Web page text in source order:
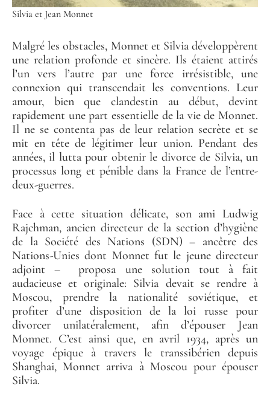
Silvia et Jean Monnet
Malgré les obstacles, Monnet et Silvia développèrent
une relation profonde et sincère. Ils étaient attirés
l’un vers l’autre par une force irrésistible, une
connexion qui transcendait les conventions. Leur
amour, bien que clandestin au début, devint
rapidement une part essentielle de la vie de Monnet.
Il ne se contenta pas de leur relation secrète et se
mit en tête de légitimer leur union. Pendant des
années, il lutta pour obtenir le divorce de Silvia, un
processus long et pénible dans la France de l’entre-
deux-guerres.
Face à cette situation délicate, son ami Ludwig
Rajchman, ancien directeur de la section d’hygiène
de la Société des Nations (SDN) – ancêtre des
Nations-Unies dont Monnet fut le jeune directeur
adjoint – proposa une solution tout à fait
audacieuse et originale: Silvia devait se rendre à
Moscou, prendre la nationalité soviétique, et
profiter d’une disposition de la loi russe pour
divorcer unilatéralement, afin d’épouser Jean
Monnet. C’est ainsi que, en avril 1934, après un
voyage épique à travers le transsibérien depuis
Shanghai, Monnet arriva à Moscou pour épouser
Silvia.